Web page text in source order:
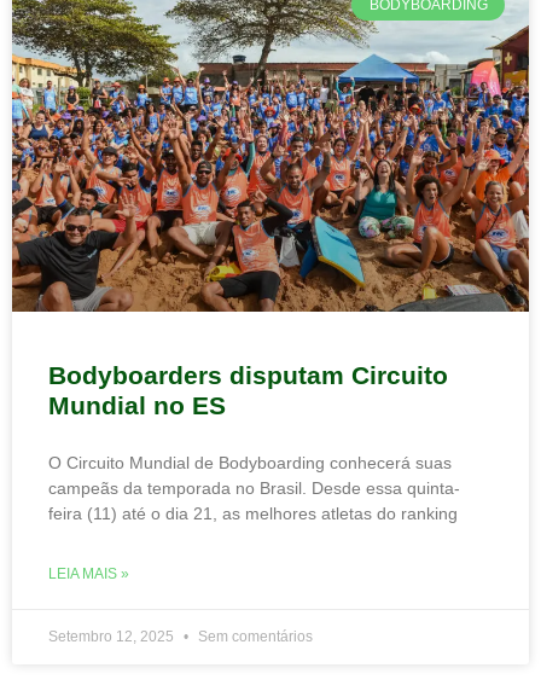
BODYBOARDING
Bodyboarders disputam Circuito
Mundial no ES
O Circuito Mundial de Bodyboarding conhecerá suas
campeãs da temporada no Brasil. Desde essa quinta-
feira (11) até o dia 21, as melhores atletas do ranking
LEIA MAIS »
Setembro 12, 2025 Sem comentários